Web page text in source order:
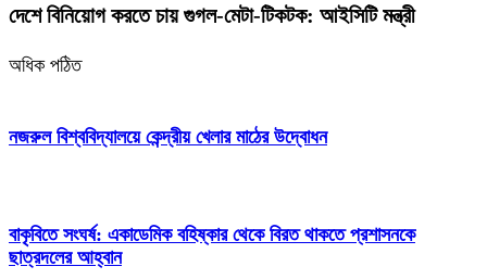
দেশে বিনিয়োগ করতে চায় গুগল-মেটা-টিকটক: আইসিটি মন্ত্রী
অধিক পঠিত
নজরুল বিশ্ববিদ্যালয়ে কেন্দ্রীয় খেলার মাঠের উদ্বোধন
বাকৃবিতে সংঘর্ষ: একাডেমিক বহিষ্কার থেকে বিরত থাকতে প্রশাসনকে
ছাত্রদলের আহ্বান